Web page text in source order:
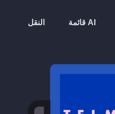
النقل قائمة AI